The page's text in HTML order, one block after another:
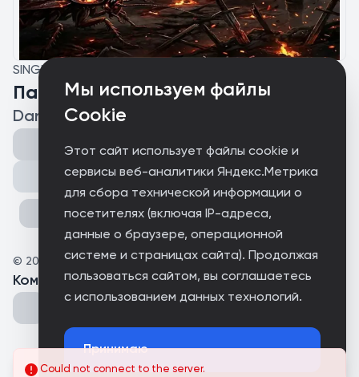
Мы используем файлы
Cookie
Этот сайт использует файлы cookie и
сервисы веб-аналитики Яндекс.Метрика
для сбора технической информации о
посетителях (включая IP-адреса,
данные о браузере, операционной
системе и страницах сайта). Продолжая
пользоваться сайтом, вы соглашаетесь
с использованием данных технологий.
Принимаю
SINGLE
Падение насекомой армии
Darkinsect
Поделиться
© 2026 Darkinsect
Комментарии(0 )
Could not connect to the server.